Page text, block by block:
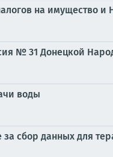
на имущество
№ 31 Донецкой
воды
сбор данных для